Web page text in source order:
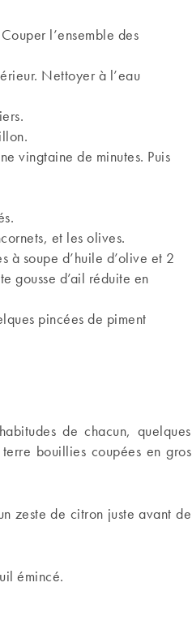
l’ensemble des
Nettoyer à l’eau
vingtaine de minutes. Puis
et les olives.
à soupe d’huile d’olive et 2
gousse d’ail réduite en
pincées de piment
de chacun, quelques
bouillies coupées en gros
zeste de citron juste avant de
émincé.